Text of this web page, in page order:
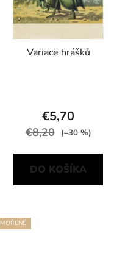
Variace hrášků
€5,70
€8,20 (–30 %)
DO KOŠÍKA
MOŘENÉ